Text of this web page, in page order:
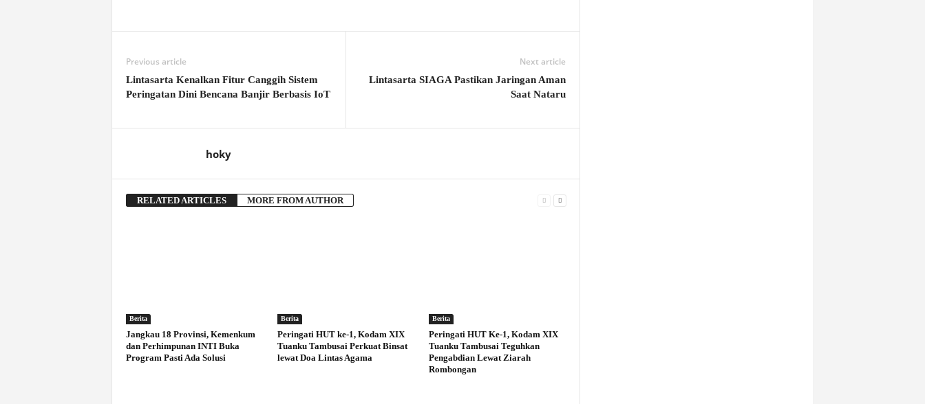
Previous article
Lintasarta Kenalkan Fitur Canggih Sistem
Peringatan Dini Bencana Banjir Berbasis IoT
Next article
Lintasarta SIAGA Pastikan Jaringan Aman
Saat Nataru
hoky
RELATED ARTICLES MORE FROM AUTHOR
Berita
Jangkau 18 Provinsi, Kemenkum
dan Perhimpunan INTI Buka
Program Pasti Ada Solusi
Berita
Peringati HUT ke-1, Kodam XIX
Tuanku Tambusai Perkuat Binsat
lewat Doa Lintas Agama
Berita
Peringati HUT Ke-1, Kodam XIX
Tuanku Tambusai Teguhkan
Pengabdian Lewat Ziarah
Rombongan